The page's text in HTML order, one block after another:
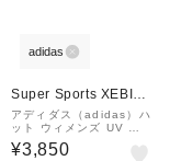
adidas
Super Sports XEBIO
&mall店
アディダス（adidas）ハ
ット ウィメンズ UV バ
ケットハット WO375-K
E7455
¥3,850